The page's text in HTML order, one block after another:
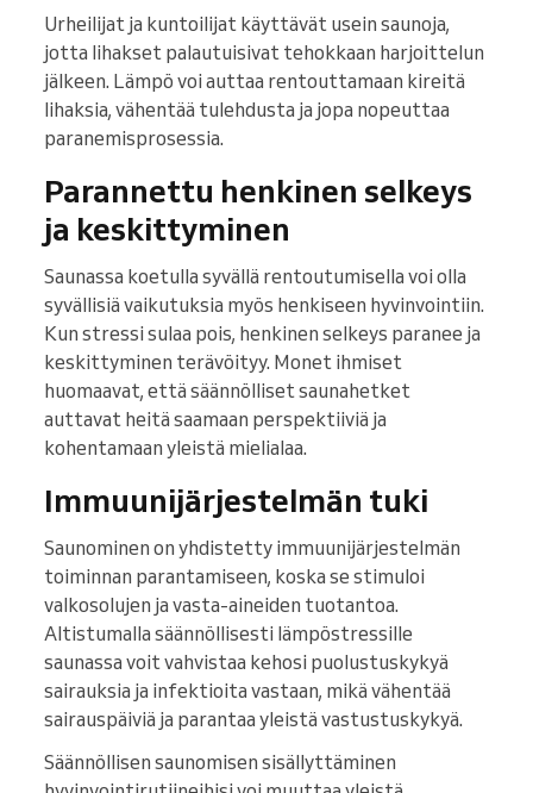
Urheilijat ja kuntoilijat käyttävät usein saunoja,
jotta lihakset palautuisivat tehokkaan harjoittelun
jälkeen. Lämpö voi auttaa rentouttamaan kireitä
lihaksia, vähentää tulehdusta ja jopa nopeuttaa
paranemisprosessia.
Parannettu henkinen selkeys
ja keskittyminen
Saunassa koetulla syvällä rentoutumisella voi olla
syvällisiä vaikutuksia myös henkiseen hyvinvointiin.
Kun stressi sulaa pois, henkinen selkeys paranee ja
keskittyminen terävöityy. Monet ihmiset
huomaavat, että säännölliset saunahetket
auttavat heitä saamaan perspektiiviä ja
kohentamaan yleistä mielialaa.
Immuunijärjestelmän tuki
Saunominen on yhdistetty immuunijärjestelmän
toiminnan parantamiseen, koska se stimuloi
valkosolujen ja vasta-aineiden tuotantoa.
Altistumalla säännöllisesti lämpöstressille
saunassa voit vahvistaa kehosi puolustuskykyä
sairauksia ja infektioita vastaan, mikä vähentää
sairauspäiviä ja parantaa yleistä vastustuskykyä.
Säännöllisen saunomisen sisällyttäminen